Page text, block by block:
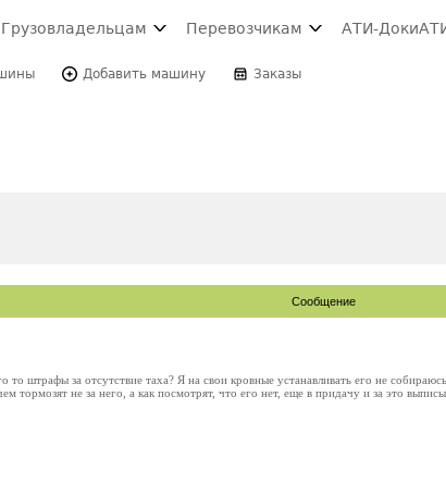
Грузовладельцам Перевозчикам АТИ-Доки
Добавить машину Заказы
Сообщение
то штрафы за отсутствие таха? Я на свои кровные устанавливать его не
тормозят не за него, а как посмотрят, что его нет, еще в придачу и за это